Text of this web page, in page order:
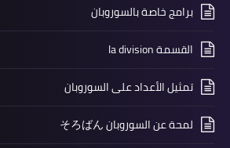
برامج خاصة بالسوروبان
القسمة la division
تمثيل الأعداد على السوروبان
لمحة عن السوروبان そろばん